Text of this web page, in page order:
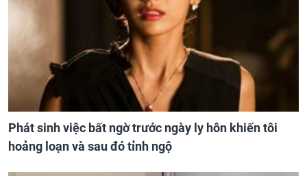
Phát sinh việc bất ngờ trước ngày ly hôn khiến tôi
hoảng loạn và sau đó tỉnh ngộ